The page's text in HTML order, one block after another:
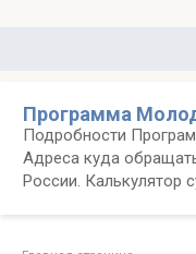
Программа
Подробности
Адреса куда
России. Калькулятор